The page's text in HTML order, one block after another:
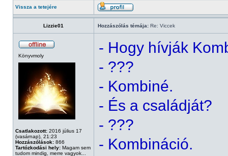
Vissza a tetejére
Lizzie01 Hozzászólás témája: Re: Viccek
Könyvmoly
Csatlakozott: 2016 július 17
(vasárnap), 21:23
Hozzászólások: 866
Tartózkodási hely: Magam sem
tudom mindig, merre vagyok...
- Hogy hívják
- ???
- Kombiné.
- És a családját?
- ???
- Kombináció.